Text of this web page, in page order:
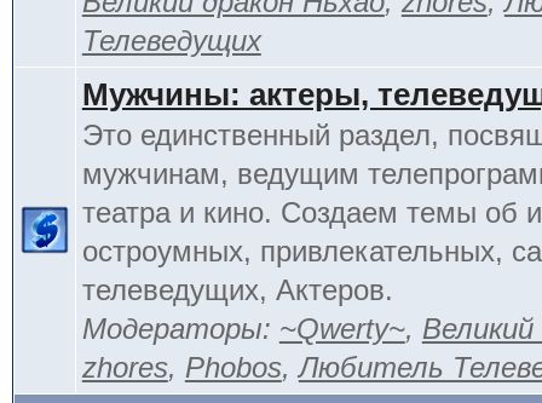
Телеведущих
Мужчины: актеры,
Это единственный раздел,
мужчинам, ведущим
театра и кино. Создаем темы об
остроумных, привлекательных,
телеведущих, Актеров.
Модераторы: ~Qwerty~, Великий
zhores, Phobos,Любитель